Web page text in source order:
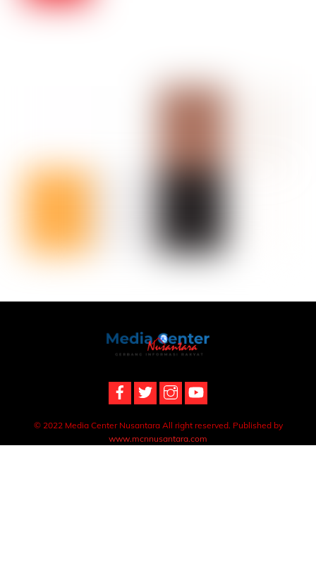
Back
To
© 2022 Media Center Nusantara All right reserved. Published by
www.mcnnusantara.com